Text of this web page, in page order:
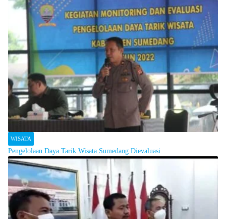
WISATA
Pengelolaan Daya Tarik Wisata Sumedang Dievaluasi